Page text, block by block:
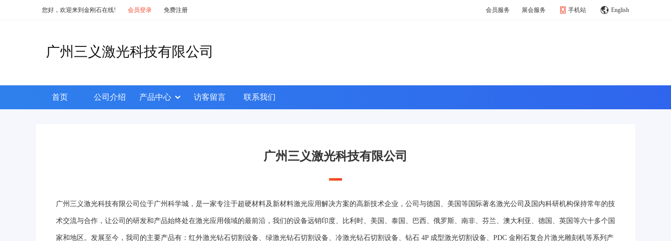
您好，欢迎来到金刚石在线! 会员登录 免费注册 会员服务 展会服务 手机站 English
广州三义激光科技有限公司
首页 公司介绍 产品中心 访客留言 联系我们
广州三义激光科技有限公司
广州三义激光科技有限公司位于广州科学城，是一家专注于超硬材料及新材料激光应用解决方案的高新技术企业，公司与德国、美国等国际著名激光公司及国内科研机构保持常年的技
术交流与合作，让公司的研发和产品始终处在激光应用领域的最前沿，我们的设备远销印度、比利时、美国、泰国、巴西、俄罗斯、南非、芬兰、澳大利亚、德国、英国等六十多个国
家和地区。发展至今，我司的主要产品有：红外激光钻石切割设备、绿激光钻石切割设备、冷激光钻石切割设备、钻石 4P 成型激光切割设备、PDC 金刚石复合片激光雕刻机等系列产